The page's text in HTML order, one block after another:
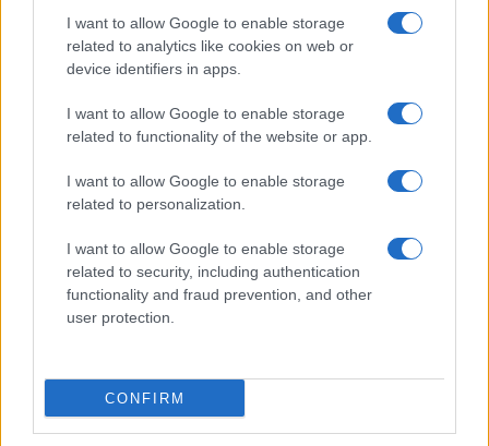
I want to allow Google to enable storage
related to analytics like cookies on web or
device identifiers in apps.
I want to allow Google to enable storage
related to functionality of the website or app.
I want to allow Google to enable storage
related to personalization.
I want to allow Google to enable storage
related to security, including authentication
functionality and fraud prevention, and other
user protection.
CONFIRM
Profili africani in Europa: come ruoli e tattica plasmano
l’impatto
Francesca Lombardi · 7 Ago 2026
CALCIATORI
Il nuovo look di Gavi: il centrocampista del Barcellona si tinge i
capelli di rosa